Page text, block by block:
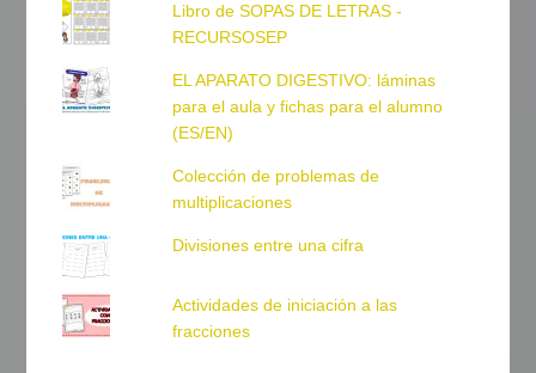
Libro de SOPAS DE LETRAS -
RECURSOSEP
EL APARATO DIGESTIVO: láminas
para el aula y fichas para el alumno
(ES/EN)
Colección de problemas de
multiplicaciones
Divisiones entre una cifra
Actividades de iniciación a las
fracciones